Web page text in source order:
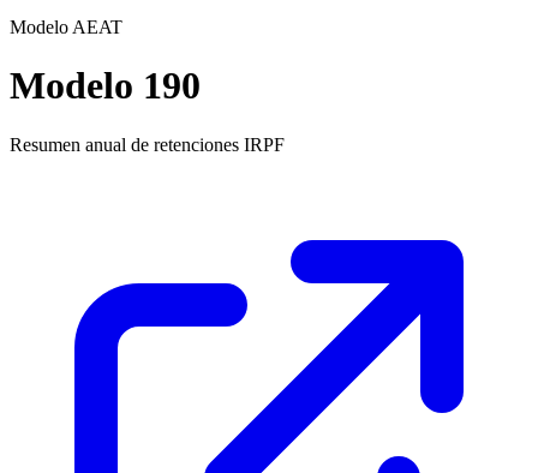
Modelo AEAT
Modelo 190
Resumen anual de retenciones IRPF